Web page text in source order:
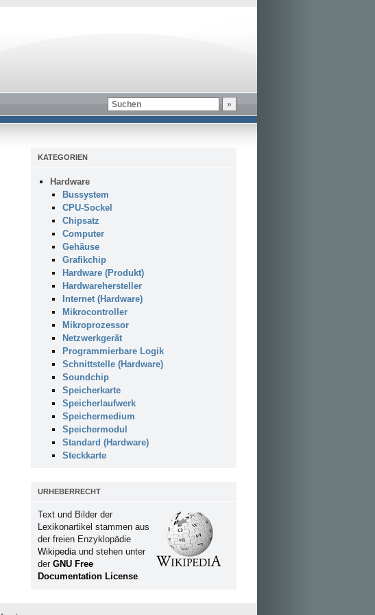
KATEGORIEN
Hardware
Bussystem
CPU-Sockel
Chipsatz
Computer
Gehäuse
Grafikchip
Hardware (Produkt)
Hardwarehersteller
Internet (Hardware)
Mikrocontroller
Mikroprozessor
Netzwerkgerät
Programmierbare Logik
Schnittstelle (Hardware)
Soundchip
Speicherkarte
Speicherlaufwerk
Speichermedium
Speichermodul
Standard (Hardware)
Steckkarte
URHEBERRECHT
Text und Bilder der
Lexikonartikel stammen aus
der freien Enzyklopädie
Wikipediaund stehen unter
der GNU Free
Documentation License.